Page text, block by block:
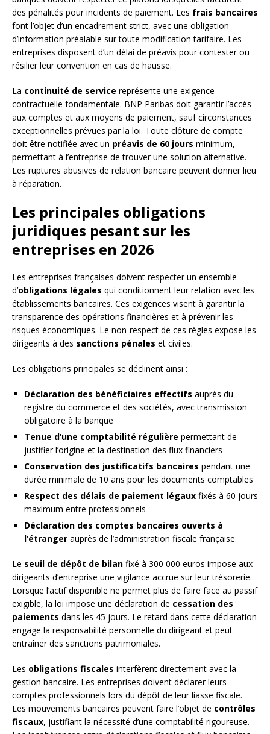
des pénalités pour incidents de paiement. Les frais bancaires
font l’objet d’un encadrement strict, avec une obligation
d’information préalable sur toute modification tarifaire. Les
entreprises disposent d’un délai de préavis pour contester ou
résilier leur convention en cas de hausse.
La continuité de service représente une exigence
contractuelle fondamentale. BNP Paribas doit garantir l’accès
aux comptes et aux moyens de paiement, sauf circonstances
exceptionnelles prévues par la loi. Toute clôture de compte
doit être notifiée avec un préavis de 60 jours minimum,
permettant à l’entreprise de trouver une solution alternative.
Les ruptures abusives de relation bancaire peuvent donner lieu
à réparation.
Les principales obligations
juridiques pesant sur les
entreprises en 2026
Les entreprises françaises doivent respecter un ensemble
d’obligations légales qui conditionnent leur relation avec les
établissements bancaires. Ces exigences visent à garantir la
transparence des opérations financières et à prévenir les
risques économiques. Le non-respect de ces règles expose les
dirigeants à des sanctions pénales et civiles.
Les obligations principales se déclinent ainsi :
Déclaration des bénéficiaires effectifs auprès du
registre du commerce et des sociétés, avec transmission
obligatoire à la banque
Tenue d’une comptabilité régulière permettant de
justifier l’origine et la destination des flux financiers
Conservation des justificatifs bancaires pendant une
durée minimale de 10 ans pour les documents comptables
Respect des délais de paiement légaux fixés à 60 jours
maximum entre professionnels
Déclaration des comptes bancaires ouverts à
l’étranger auprès de l’administration fiscale française
Le seuil de dépôt de bilan fixé à 300 000 euros impose aux
dirigeants d’entreprise une vigilance accrue sur leur trésorerie.
Lorsque l’actif disponible ne permet plus de faire face au passif
exigible, la loi impose une déclaration de cessation des
paiements dans les 45 jours. Le retard dans cette déclaration
engage la responsabilité personnelle du dirigeant et peut
entraîner des sanctions patrimoniales.
Les obligations fiscales interfèrent directement avec la
gestion bancaire. Les entreprises doivent déclarer leurs
comptes professionnels lors du dépôt de leur liasse fiscale.
Les mouvements bancaires peuvent faire l’objet de contrôles
fiscaux, justifiant la nécessité d’une comptabilité rigoureuse.